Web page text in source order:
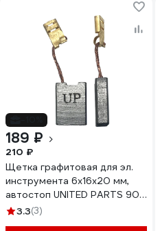
189 ₽
210 ₽
Щетка графитовая для эл.
инструмента 6x16x20 мм,
автостоп UNITED PARTS 90-
1288
3.3(3)